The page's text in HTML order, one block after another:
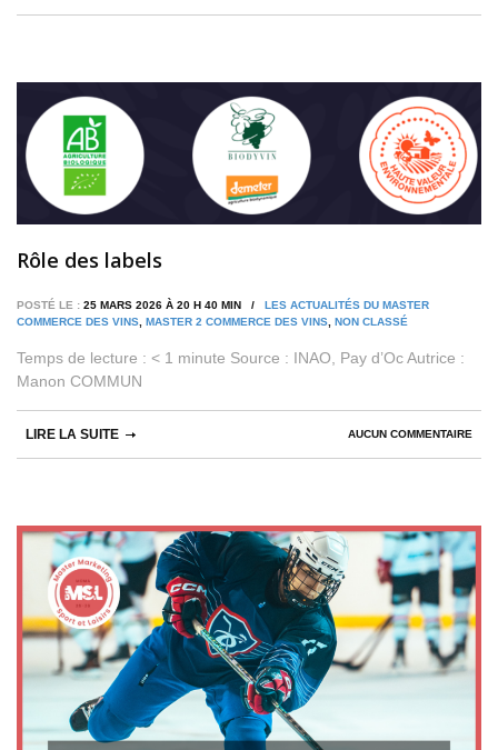
Rôle des labels
POSTÉ LE : 25 MARS 2026 À 20 H 40 MIN / LES ACTUALITÉS DU MASTER
COMMERCE DES VINS MASTER 2 COMMERCE DES VINS NON CLASSÉ
Temps de lecture : < 1 minute Source : INAO, Pay d’Oc Autrice :
Manon COMMUN
AUCUN COMMENTAIRE
LIRE LA SUITE